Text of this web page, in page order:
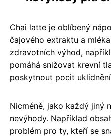
Chai latte je oblíbený
čajového extraktu a
zdravotních výhod,
pomáhá snižovat krevní
poskytnout pocit
Nicméně, jako každý jiný
nevýhody. Například
problém pro ty, kteří se